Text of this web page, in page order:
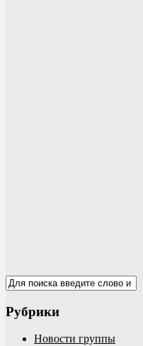
Рубрики
Новости группы